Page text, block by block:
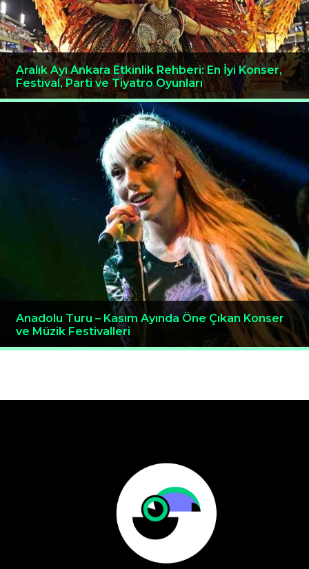
Aralık Ayı Ankara Etkinlik Rehberi: En İyi Konser,
Festival, Parti ve Tiyatro Oyunları
Anadolu Turu – Kasım Ayında Öne Çıkan Konser
ve Müzik Festivalleri